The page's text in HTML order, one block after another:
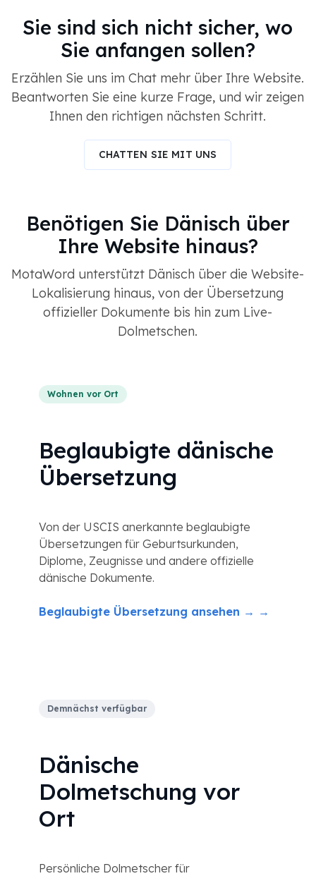
Sie sind sich nicht sicher, wo
Sie anfangen sollen?
Erzählen Sie uns im Chat mehr über Ihre Website.
Beantworten Sie eine kurze Frage, und wir zeigen
Ihnen den richtigen nächsten Schritt.
CHATTEN SIE MIT UNS
Benötigen Sie Dänisch über
Ihre Website hinaus?
MotaWord unterstützt Dänisch über die Website-
Lokalisierung hinaus, von der Übersetzung
offizieller Dokumente bis hin zum Live-
Dolmetschen.
Wohnen vor Ort
Beglaubigte dänische
Übersetzung
Von der USCIS anerkannte beglaubigte
Übersetzungen für Geburtsurkunden,
Diplome, Zeugnisse und andere offizielle
dänische Dokumente.
Beglaubigte Übersetzung ansehen → →
Demnächst verfügbar
Dänische
Dolmetschung vor
Ort
Persönliche Dolmetscher für